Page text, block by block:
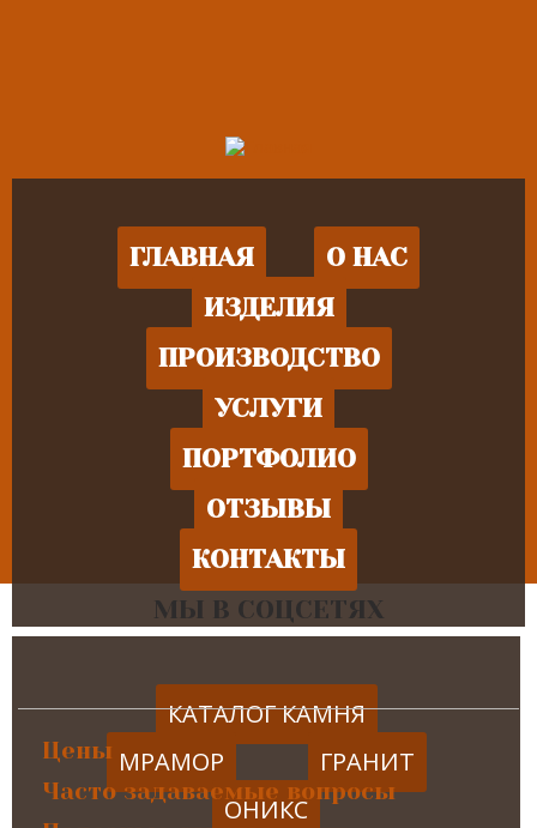
ГЛАВНАЯ
О НАС
ИЗДЕЛИЯ
ПРОИЗВОДСТВО
УСЛУГИ
ПОРТФОЛИО
ОТЗЫВЫ
КОНТАКТЫ
КАТАЛОГ КАМНЯ
МРАМОР
ГРАНИТ
ОНИКС
МЫ В СОЦСЕТЯХ
Цены
Часто задаваемые вопросы